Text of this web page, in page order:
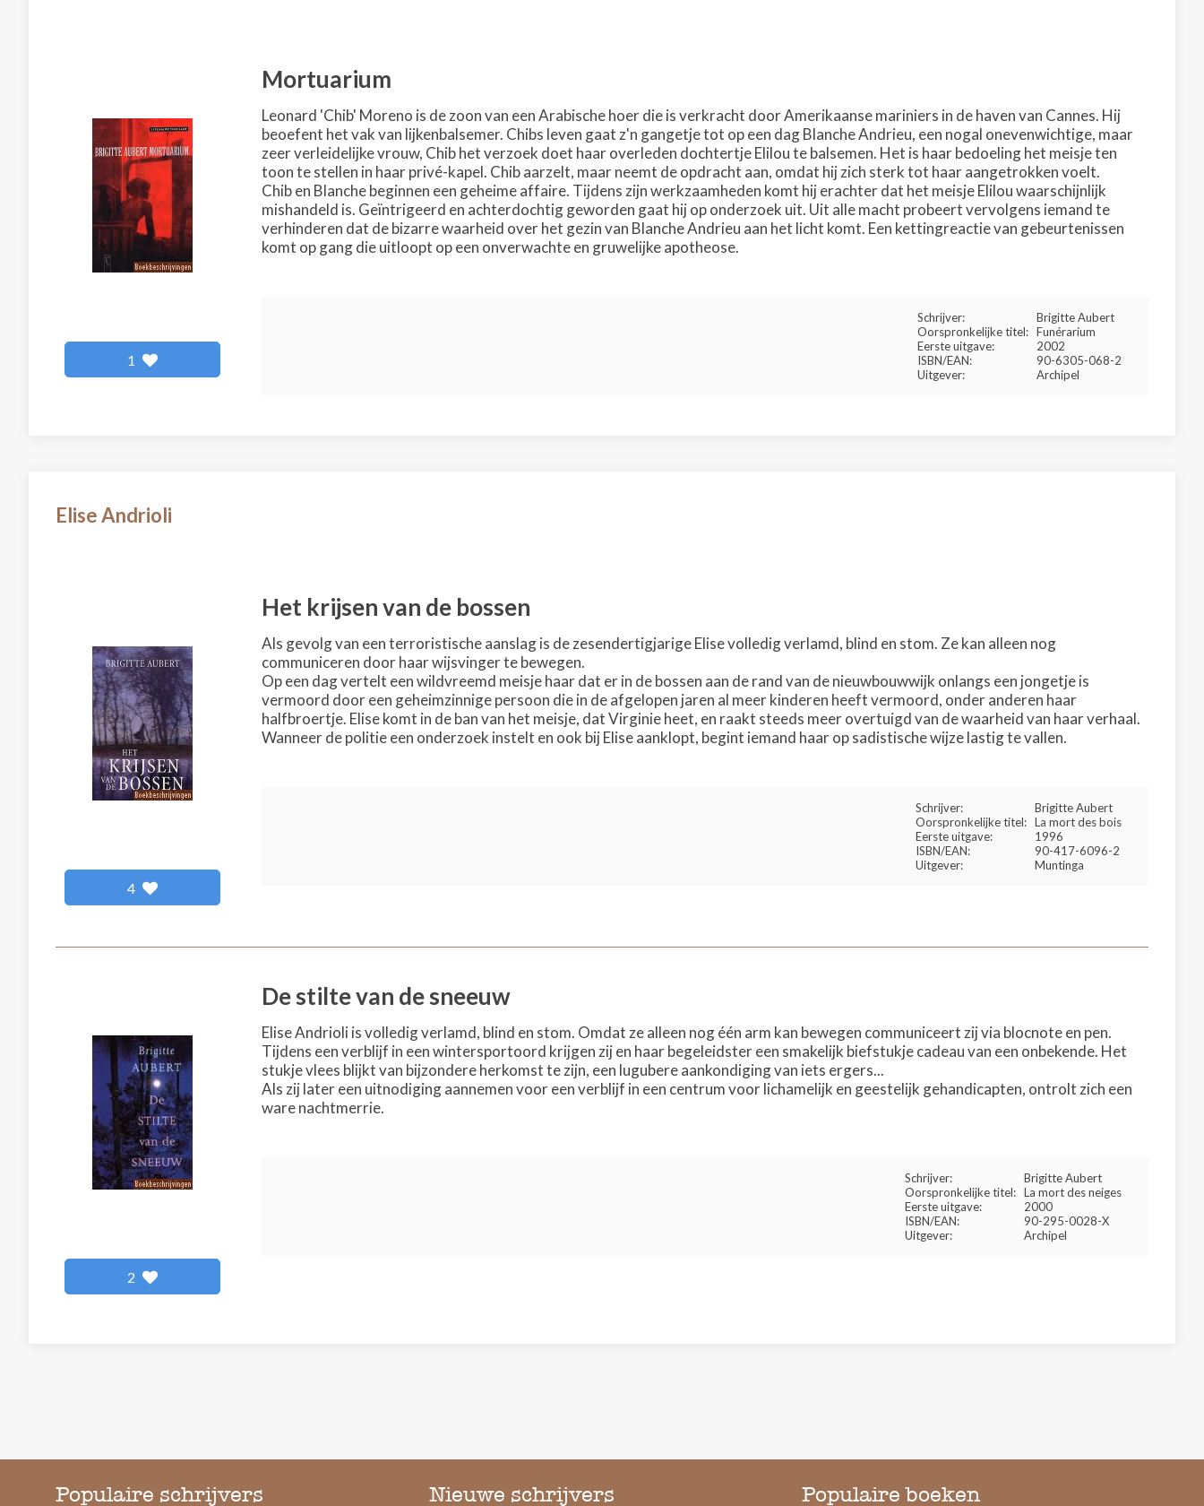
1
Mortuarium
Leonard 'Chib' Moreno is de zoon van een Arabische hoer die is verkracht door Amerikaanse mariniers in de haven van Cannes. Hij
beoefent het vak van lijkenbalsemer. Chibs leven gaat z'n gangetje tot op een dag Blanche Andrieu, een nogal onevenwichtige, maar
zeer verleidelijke vrouw, Chib het verzoek doet haar overleden dochtertje Elilou te balsemen. Het is haar bedoeling het meisje ten
toon te stellen in haar privé-kapel. Chib aarzelt, maar neemt de opdracht aan, omdat hij zich sterk tot haar aangetrokken voelt.
Chib en Blanche beginnen een geheime affaire. Tijdens zijn werkzaamheden komt hij erachter dat het meisje Elilou waarschijnlijk
mishandeld is. Geïntrigeerd en achterdochtig geworden gaat hij op onderzoek uit. Uit alle macht probeert vervolgens iemand te
verhinderen dat de bizarre waarheid over het gezin van Blanche Andrieu aan het licht komt. Een kettingreactie van gebeurtenissen
komt op gang die uitloopt op een onverwachte en gruwelijke apotheose.
Schrijver:
Brigitte Aubert
Oorspronkelijke titel: Funérarium
Eerste uitgave:
2002
ISBN/EAN:
90-6305-068-2
Uitgever:
Archipel
Elise Andrioli
4
Het krijsen van de bossen
Als gevolg van een terroristische aanslag is de zesendertigjarige Elise volledig verlamd, blind en stom. Ze kan alleen nog
communiceren door haar wijsvinger te bewegen.
Op een dag vertelt een wildvreemd meisje haar dat er in de bossen aan de rand van de nieuwbouwwijk onlangs een jongetje is
vermoord door een geheimzinnige persoon die in de afgelopen jaren al meer kinderen heeft vermoord, onder anderen haar
halfbroertje. Elise komt in de ban van het meisje, dat Virginie heet, en raakt steeds meer overtuigd van de waarheid van haar verhaal.
Wanneer de politie een onderzoek instelt en ook bij Elise aanklopt, begint iemand haar op sadistische wijze lastig te vallen.
Schrijver:
Brigitte Aubert
Oorspronkelijke titel: La mort des bois
Eerste uitgave:
1996
ISBN/EAN:
90-417-6096-2
Uitgever:
Muntinga
2
De stilte van de sneeuw
Elise Andrioli is volledig verlamd, blind en stom. Omdat ze alleen nog één arm kan bewegen communiceert zij via blocnote en pen.
Tijdens een verblijf in een wintersportoord krijgen zij en haar begeleidster een smakelijk biefstukje cadeau van een onbekende. Het
stukje vlees blijkt van bijzondere herkomst te zijn, een lugubere aankondiging van iets ergers...
Als zij later een uitnodiging aannemen voor een verblijf in een centrum voor lichamelijk en geestelijk gehandicapten, ontrolt zich een
ware nachtmerrie.
Schrijver:
Brigitte Aubert
Oorspronkelijke titel: La mort des neiges
Eerste uitgave:
2000
ISBN/EAN:
90-295-0028-X
Uitgever:
Archipel
Populaire schrijvers Nieuwe schrijvers Populaire boeken